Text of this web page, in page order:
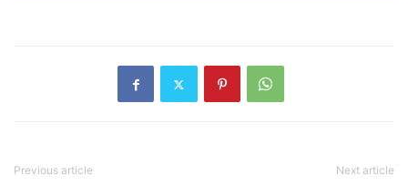
Previous article Next article